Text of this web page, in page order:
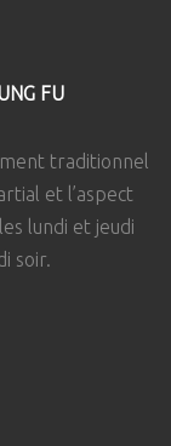
FU
traditionnel
et l’aspect
lundi et jeudi
soir.